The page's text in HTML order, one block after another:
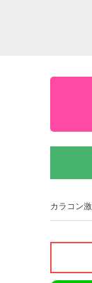
カラコン